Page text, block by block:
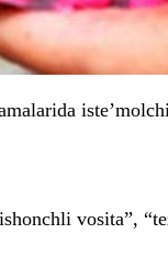
vosita”,